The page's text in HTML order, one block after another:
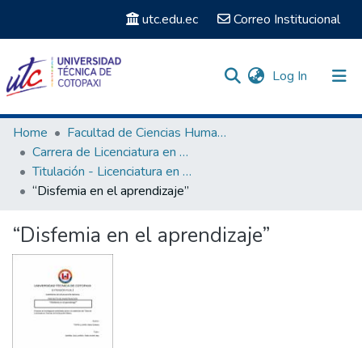
utc.edu.ec Correo Institucional
Log In (current)
Communities & Collections
Search
Statistics
Home
Facultad de Ciencias Humanas y Educación
Carrera de Licenciatura en Ciencias de la Educación mención Educación Básica
Titulación - Licenciatura en Ciencias de la Educación mención Educación Básica
“Disfemia en el aprendizaje”
“Disfemia en el aprendizaje”